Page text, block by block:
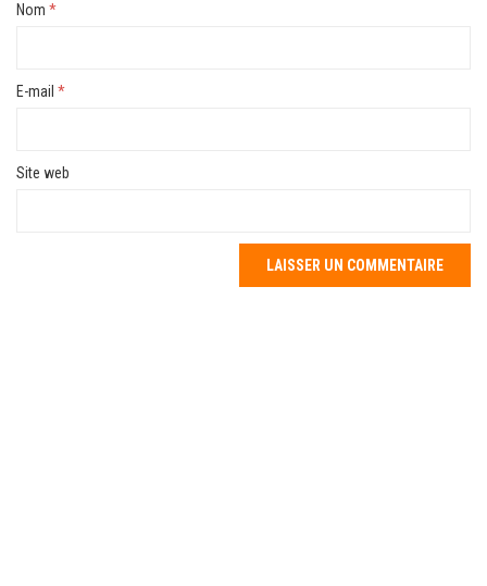
Nom *
E-mail *
Site web